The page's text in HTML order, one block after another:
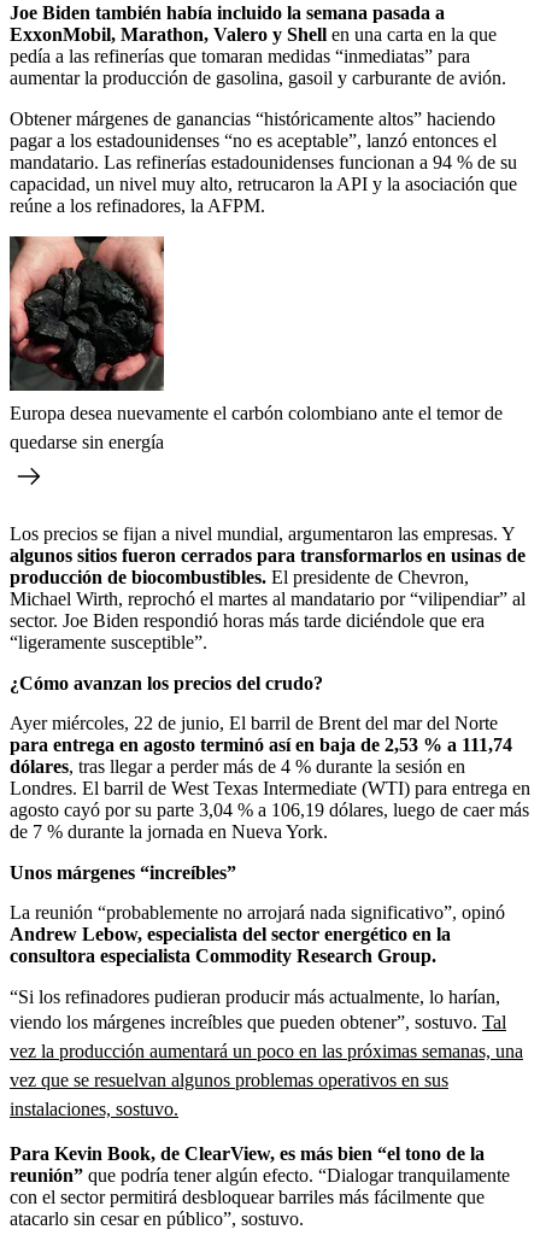
Joe Biden también había incluido la semana pasada a
ExxonMobil, Marathon, Valero y Shell en una carta en la que
pedía a las refinerías que tomaran medidas “inmediatas” para
aumentar la producción de gasolina, gasoil y carburante de avión.
Obtener márgenes de ganancias “históricamente altos” haciendo
pagar a los estadounidenses “no es aceptable”, lanzó entonces el
mandatario. Las refinerías estadounidenses funcionan a 94 % de su
capacidad, un nivel muy alto, retrucaron la API y la asociación que
reúne a los refinadores, la AFPM.
Europa desea nuevamente el carbón colombiano ante el temor de
quedarse sin energía
Los precios se fijan a nivel mundial, argumentaron las empresas. Y
algunos sitios fueron cerrados para transformarlos en usinas de
producción de biocombustibles. El presidente de Chevron,
Michael Wirth, reprochó el martes al mandatario por “vilipendiar” al
sector. Joe Biden respondió horas más tarde diciéndole que era
“ligeramente susceptible”.
¿Cómo avanzan los precios del crudo?
Ayer miércoles, 22 de junio, El barril de Brent del mar del Norte
para entrega en agosto terminó así en baja de 2,53 % a 111,74
dólares, tras llegar a perder más de 4 % durante la sesión en
Londres. El barril de West Texas Intermediate (WTI) para entrega en
agosto cayó por su parte 3,04 % a 106,19 dólares, luego de caer más
de 7 % durante la jornada en Nueva York.
Unos márgenes “increíbles”
La reunión “probablemente no arrojará nada significativo”, opinó
Andrew Lebow, especialista del sector energético en la
consultora especialista Commodity Research Group.
“Si los refinadores pudieran producir más actualmente, lo harían,
viendo los márgenes increíbles que pueden obtener”, sostuvo. Tal
vez la producción aumentará un poco en las próximas semanas, una
vez que se resuelvan algunos problemas operativos en sus
instalaciones, sostuvo.
Para Kevin Book, de ClearView, es más bien “el tono de la
reunión” que podría tener algún efecto. “Dialogar tranquilamente
con el sector permitirá desbloquear barriles más fácilmente que
atacarlo sin cesar en público”, sostuvo.